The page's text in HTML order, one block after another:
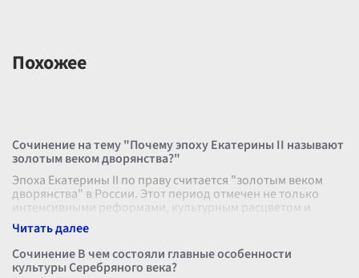
Похожее
Сочинение на тему "Почему эпоху Екатерины II называют
золотым веком дворянства?"
Эпоха Екатерины II по праву считается "золотым веком
дворянства" в России. Этот период отмечен не только
интенсивными реформами, культурным расцветом и
развитием науки, но и значит
Сочинение В чем состояли главные особенности
культуры Серебряного века?